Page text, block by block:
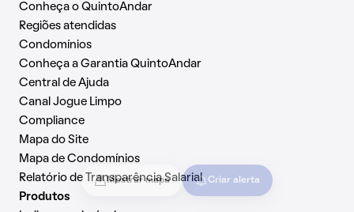
Mostrar mapa Criar alerta
Conheça o QuintoAndar
Regiões atendidas
Condomínios
Conheça a Garantia QuintoAndar
Central de Ajuda
Canal Jogue Limpo
Compliance
Mapa do Site
Mapa de Condomínios
Relatório de Transparência Salarial
Produtos